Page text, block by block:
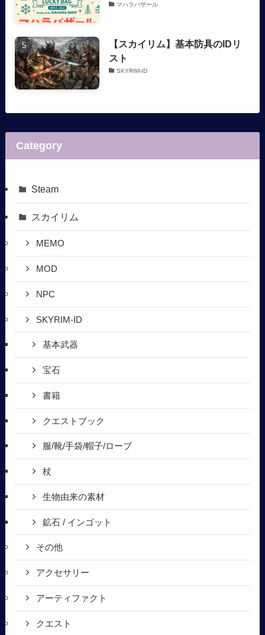
マハラバザール
【スカイリム】基本防具のIDリ
スト
SKYRIM-ID
Category
Steam
スカイリム
MEMO
MOD
NPC
SKYRIM-ID
基本武器
宝石
書籍
クエストブック
服/靴/手袋/帽子/ローブ
杖
生物由来の素材
鉱石 / インゴット
その他
アクセサリー
アーティファクト
クエスト